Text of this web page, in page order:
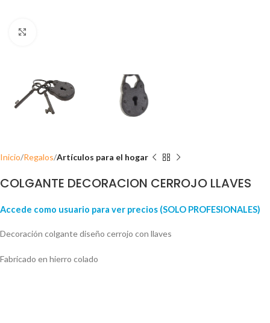
Inicio Regalos Artículos para el hogar
COLGANTE DECORACION CERROJO LLAVES
Accede como usuario para ver precios (SOLO PROFESIONALES)
Decoración colgante diseño cerrojo con llaves
Fabricado en hierro colado